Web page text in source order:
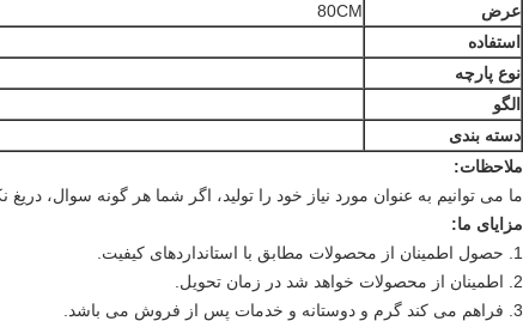
عرض
80CM
استفاده
نوع پارچه
الگو
دسته بندی
ملاحظات:
ما می توانیم به عنوان مورد نیاز خود را تولید، اگر شما هر گونه سوال،
مزایای ما:
1. حصول اطمینان از محصولات مطابق با استانداردهای کیفیت.
2. اطمینان از محصولات خواهد شد در زمان تحویل.
3. فراهم می کند گرم و دوستانه و خدمات پس از فروش می باشد.